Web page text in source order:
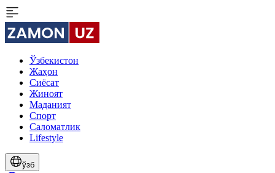
Ўзбекистон
Жаҳон
Сиёсат
Жиноят
Маданият
Спорт
Cаломатлик
Lifestyle
ўзб